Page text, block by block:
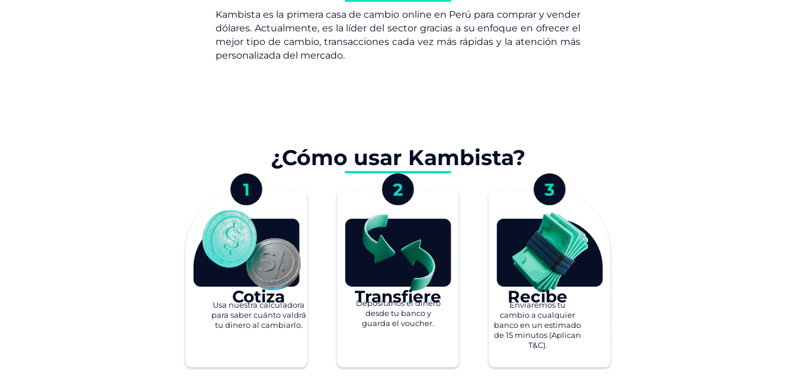
Kambista es la primera casa de cambio online en Perú para comprar y vender
dólares. Actualmente, es la líder del sector gracias a su enfoque en ofrecer el
mejor tipo de cambio, transacciones cada vez más rápidas y la atención más
personalizada del mercado.
¿Cómo usar Kambista?
Cotiza
Usa nuestra calculadora
para saber cuánto valdrá
tu dinero al cambiarlo.
Transfiere
Deposítanos el dinero
desde tu banco y
guarda el voucher.
Recibe
Enviaremos tu
cambio a cualquier
banco en un estimado
de 15 minutos (Aplican
T&C).